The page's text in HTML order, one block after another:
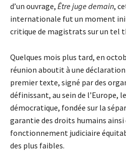
d’un ouvrage, Être juge demain,
internationale fut un moment
critique de magistrats sur un tel
Quelques mois plus tard, en
réunion aboutit à une
premier texte, signé par des
définissant, au sein de l’Europe,
démocratique, fondée sur la
garantie des droits humains ainsi
fonctionnement judiciaire
des plus faibles.